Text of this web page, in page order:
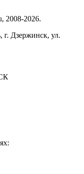
2008-2026.
г. Дзержинск, ул.